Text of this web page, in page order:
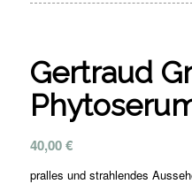
Gertraud
40,00€
pralles und strahlendes